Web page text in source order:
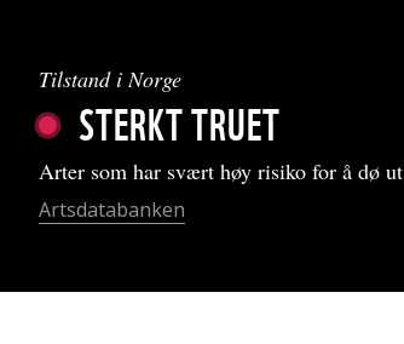
Tilstand i Norge
STERKT TRUET
Arter som har svært høy risiko for å dø ut
Artsdatabanken